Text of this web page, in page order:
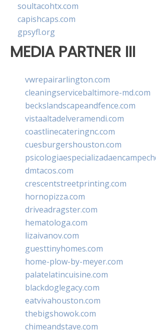
soultacohtx.com
capishcaps.com
gpsyfl.org
MEDIA PARTNER III
vwrepairarlington.com
cleaningservicebaltimore-md.com
beckslandscapeandfence.com
vistaaltadelveramendi.com
coastlinecateringnc.com
cuesburgershouston.com
dmtacos.com
crescentstreetprinting.com
hornopizza.com
driveadragster.com
hematologa.com
lizaivanov.com
guesttinyhomes.com
home-plow-by-meyer.com
palatelatincuisine.com
blackdoglegacy.com
eatvivahouston.com
thebigshowok.com
chimeandstave.com